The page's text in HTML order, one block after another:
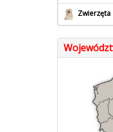
Zwierzęta